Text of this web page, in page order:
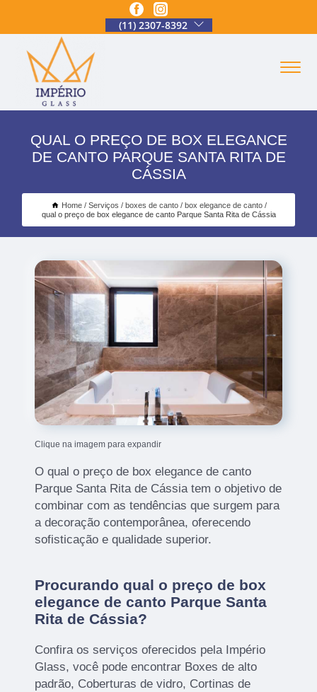
(11) 2307-8392
QUAL O PREÇO DE BOX ELEGANCE
DE CANTO PARQUE SANTA RITA DE
CÁSSIA
Home Serviços boxes de canto
box elegance de canto
qual o preço de box elegance de canto Parque Santa Rita de Cássia
Clique na imagem para expandir
O qual o preço de box elegance de canto
Parque Santa Rita de Cássia tem o objetivo de
combinar com as tendências que surgem para
a decoração contemporânea, oferecendo
sofisticação e qualidade superior.
Procurando qual o preço de box
elegance de canto Parque Santa
Rita de Cássia?
Confira os serviços oferecidos pela Império
Glass, você pode encontrar Boxes de alto
padrão, Coberturas de vidro, Cortinas de